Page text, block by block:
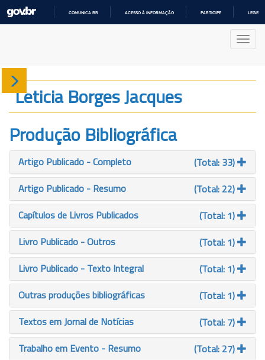
COMUNICA BR ACESSO À INFORMAÇÃO PARTICIPE
Sobre
Produção
Projetos
Gráficos
Leticia Borges Jacques
Produção Bibliográfica
Artigo Publicado - Completo
(Total: 33)
Artigo Publicado - Resumo
(Total: 22)
Capítulos de Livros Publicados
(Total: 1)
Livro Publicado - Outros
(Total: 1)
Livro Publicado - Texto Integral
(Total: 1)
Outras produções bibliográficas
(Total: 1)
Textos em Jornal de Notícias
(Total: 7)
Trabalho em Evento - Resumo
(Total: 27)